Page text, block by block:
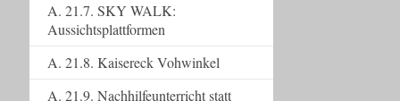
A. 21.7. SKY WALK:
Aussichtsplattformen
A. 21.8. Kaisereck Vohwinkel
A. 21.9. Nachhilfeunterricht statt